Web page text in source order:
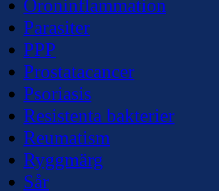
Öroninflammation
Parasiter
PPP
Prostatacancer
Psoriasis
Resistenta bakterier
Reumatism
Ryggmärg
Sår